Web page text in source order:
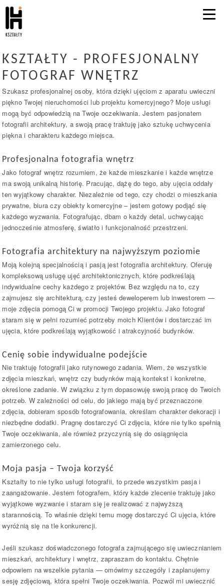
KSZTAŁTY - PROFESJONALNY
FOTOGRAF WNĘTRZ
Szukasz profesjonalnej osoby, która dzięki ujęciom z aparatu uwieczni
piękno Twojej nieruchomości lub projektu komercyjnego? Moje usługi
mogą być odpowiedzią na Twoje oczekiwania. Jestem pasjonatem
fotografii architektury, a swoją pracę traktuję jako sztukę uchwycenia
piękna i charakteru każdego miejsca.
Profesjonalna fotografia wnętrz
Jako fotograf wnętrz rozumiem, że każde mieszkanie i każde wnętrze
ma swoją unikalną historię. Pracując, dążę do tego, aby ujęcia oddały
ten wyjątkowy charakter. Niezależnie od tego, czy chodzi o mieszkania
prywatne, biura czy obiekty komercyjne – jestem gotowy podjąć się
każdego wyzwania. Fotografując, dbam o każdy detal, uchwycając
jednocześnie atmosferę, światło i funkcjonalność przestrzeni.
Fotografia architektury na najwyższym poziomie
Moją kolejną specjalnością i pasją jest fotografia architektury. Oferuję
kompleksową usługę ujęć architektonicznych, które podkreślają
indywidualne cechy każdego z projektów. Bez względu na to, czy
zajmujesz się architekturą, czy jesteś deweloperem lub inwestorem —
moje zdjęcia pomogą Ci w promocji Twojego projektu. Jako fotograf
staram się w pełni rozumieć potrzeby moich Klientów i dostarczać im
ujęcia, które podkreślają wyjątkowość i atrakcyjność budynków.
Cenię sobie indywidualne podejście
Nie traktuję fotografii jako rutynowego zadania. Wiem, że wszystkie
zdjęcia mieszkań, wnętrz czy budynków mają kontekst i konkretne,
określone zadanie. W związku z tym dopasowuję swoją pracę do Twoich
potrzeb. W zależności od celu, do jakiego mają być przeznaczone
zdjęcia, dobieram sposób fotografowania, określam charakter dekoracji i
niezbędne dodatki. Pragnę dostarczyć Ci zdjęcia, które nie tylko spełnią
Twoje oczekiwania, ale również przyczynią się do osiągnięcia
zamierzonego celu.
Moja pasja – Twoja korzyść
Kształty to nie tylko usługi fotografii, to przede wszystkim pasja i
zaangażowanie. Jestem fotografem, który każde zlecenie traktuję jako
wyjątkowe wyzwanie i staram się je realizować z najwyższą
starannością. To właśnie dzięki temu mogę dostarczyć Ci ujęcia, które
wyróżnią się na tle konkurencji.
Jeśli szukasz doświadczonego fotografa zajmującego się uwiecznianiem
mieszkań, architektury i wnętrz, zapraszam do kontaktu. Chętnie
odpowiem na wszelkie pytania — omówimy szczegóły i zaplanujemy
sesję zdjęciową, która spełni Twoje oczekiwania. Pozwól mi uwiecznić